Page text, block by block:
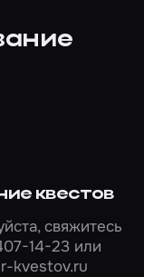
квестов
свяжитесь
14-23или
kvestov.ru